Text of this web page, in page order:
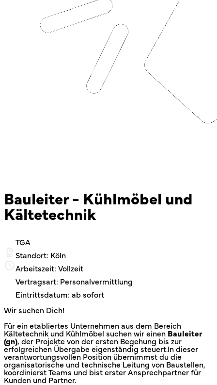
Bauleiter - Kühlmöbel und
Kältetechnik
TGA
Standort: Köln
Arbeitszeit: Vollzeit
Vertragsart: Personalvermittlung
Eintrittsdatum: ab sofort
Wir suchen Dich!
Für ein etabliertes Unternehmen aus dem Bereich
Kältetechnik und Kühlmöbel suchen wir einen Bauleiter
(gn), der Projekte von der ersten Begehung bis zur
erfolgreichen Übergabe eigenständig steuert.In dieser
verantwortungsvollen Position übernimmst du die
organisatorische und technische Leitung von Baustellen,
koordinierst Teams und bist erster Ansprechpartner für
Kunden und Partner.